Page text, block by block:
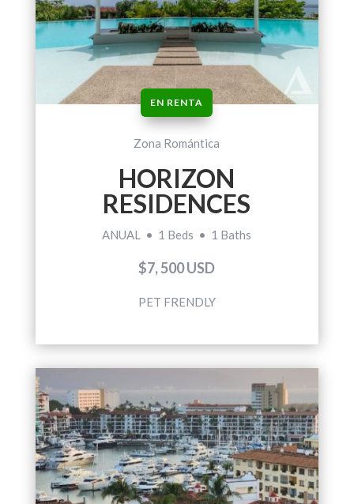
EN RENTA
Zona Romántica
HORIZON
RESIDENCES
ANUAL • 1 Beds • 1 Baths
$7, 500 USD
PET FRENDLY